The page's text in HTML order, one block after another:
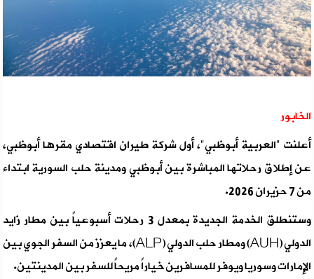
الخابور
أعلنت "العربية أبوظبي"، أول شركة طيران اقتصادي مقرها أبوظبي،
عن إطلاق رحلاتها المباشرة بين أبوظبي ومدينة حلب السورية ابتداء
من 7 حزيران 2026.
وستنطلق الخدمة الجديدة بمعدل 3 رحلات أسبوعياً بين مطار زايد
الدولي (AUH) ومطار حلب الدولي (ALP)، ما يعزز من السفر الجوي بين
الإمارات وسوريا ويوفر للمسافرين خياراً مريحاً للسفر بين المدينتين.